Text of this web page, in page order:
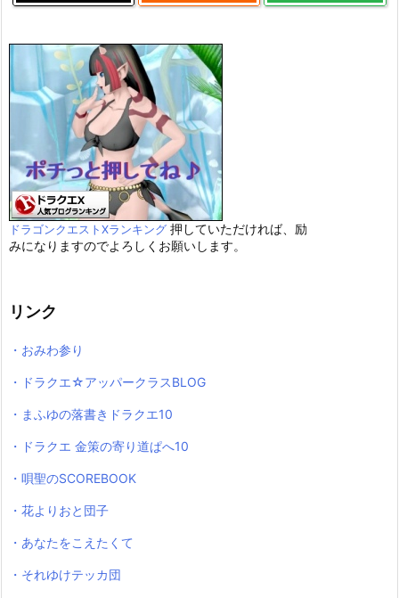
ドラゴンクエストXランキング 押していただければ、励
みになりますのでよろしくお願いします。
リンク
・おみわ参り
・ドラクエ☆アッパークラスBLOG
・まふゆの落書きドラクエ10
・ドラクエ 金策の寄り道ぱへ10
・唄聖のSCOREBOOK
・花よりおと団子
・あなたをこえたくて
・それゆけテッカ団